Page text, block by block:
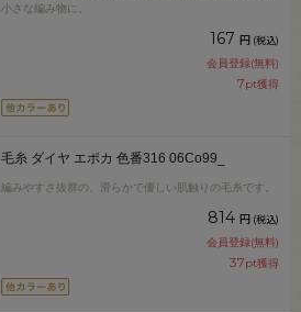
小さな編み物に。
167 円 (税込)
会員登録(無料)
7pt獲得
毛糸 ダイヤ エポカ 色番316 06Co99_
編みやすさ抜群の、滑らかで優しい肌触りの毛糸です。
814 円 (税込)
会員登録(無料)
37pt獲得